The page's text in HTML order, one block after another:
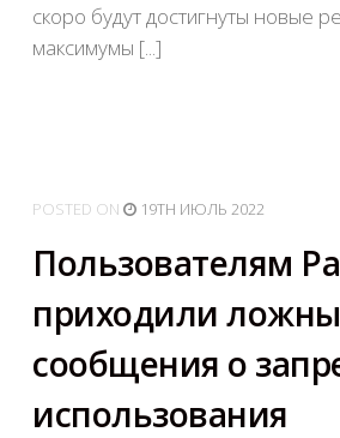
скоро будут достигнуты новые
максимумы [...]
POSTED ON 19TH ИЮЛЬ 2022
Пользователям
приходили
сообщения о
использования